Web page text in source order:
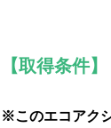
【取得条件】
※このエコアク